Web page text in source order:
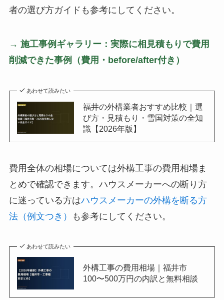
者の選び方ガイドも参考にしてください。
→ 施工事例ギャラリー：実際に相見積もりで費用
削減できた事例（費用・before/after付き）
あわせて読みたい
福井の外構業者おすすめ比較｜選
び方・見積もり・雪国対策の全知
識【2026年版】
費用全体の相場については外構工事の費用相場ま
とめで確認できます。ハウスメーカーへの断り方
に迷っている方はハウスメーカーの外構を断る方
法（例文つき）
も参考にしてください。
あわせて読みたい
外構工事の費用相場｜福井市
100〜500万円の内訳と無料相談